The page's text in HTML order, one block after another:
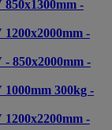
850x1300mm -
1200x2000mm -
- 850x2000mm -
1000mm 300kg -
1200x2200mm -